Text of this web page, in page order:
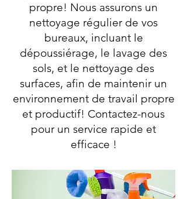
propre! Nous assurons un
nettoyage régulier de vos
bureaux, incluant le
dépoussiérage, le lavage des
sols, et le nettoyage des
surfaces, afin de maintenir un
environnement de travail propre
et productif! Contactez-nous
pour un service rapide et
efficace !